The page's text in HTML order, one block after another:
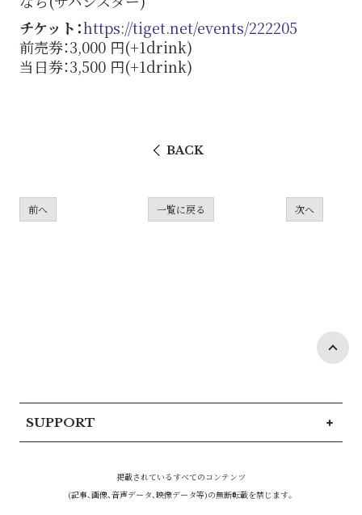
チケット：https://tiget.net/events/222205
前売券：3,000 円(+1drink)
当日券：3,500 円(+1drink)
BACK
前へ 一覧に戻る 次へ
SUPPORT
掲載されているすべてのコンテンツ
(記事、画像、音声データ、映像データ等)の無断転載を禁じます。